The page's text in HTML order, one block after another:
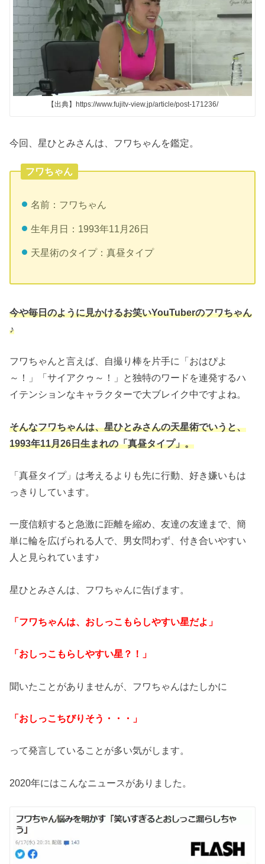
【出典】https://www.fujitv-view.jp/article/post-171236/
今回、星ひとみさんは、フワちゃんを鑑定。
フワちゃん
名前：フワちゃん
生年月日：1993年11月26日
天星術のタイプ：真昼タイプ
今や毎日のように見かけるお笑いYouTuberのフワちゃん
♪
フワちゃんと言えば、自撮り棒を片手に「おはぴよ
～！」「サイアクゥ～！」と独特のワードを連発するハ
イテンションなキャラクターで大ブレイク中ですよね。
そんなフワちゃんは、星ひとみさんの天星術でいうと、
1993年11月26日生まれの「真昼タイプ」。
「真昼タイプ」は考えるよりも先に行動、好き嫌いもは
っきりしています。
一度信頼すると急激に距離を縮め、友達の友達まで、簡
単に輪を広げられる人で、男女問わず、付き合いやすい
人と見られています♪
星ひとみさんは、フワちゃんに告げます。
「フワちゃんは、おしっこもらしやすい星だよ」
「おしっこもらしやすい星？！」
聞いたことがありませんが、フワちゃんはたしかに
「おしっこちびりそう・・・」
って発言していることが多い気がします。
2020年にはこんなニュースがありました。